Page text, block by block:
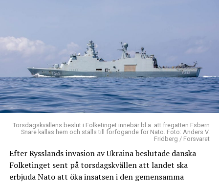
Torsdagskvällens beslut i Folketinget innebär bl.a. att fregatten Esbern
Snare kallas hem och ställs till förfogande för Nato. Foto: Anders V.
Fridberg / Forsvaret
Efter Rysslands invasion av Ukraina beslutade danska
Folketinget sent på torsdagskvällen att landet ska
erbjuda Nato att öka insatsen i den gemensamma